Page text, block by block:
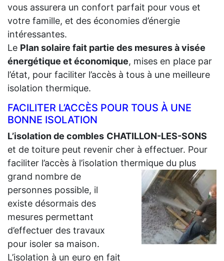
vous assurera un confort parfait pour vous et
votre famille, et des économies d’énergie
intéressantes.
Le Plan solaire fait partie des mesures à visée
énergétique et économique, mises en place par
l’état, pour faciliter l’accès à tous à une meilleure
isolation thermique.
FACILITER L’ACCÈS POUR TOUS À UNE
BONNE ISOLATION
L’isolation de combles CHATILLON-LES-SONS
et de toiture peut revenir cher à effectuer. Pour
faciliter l’accès à l’isolation thermique du plus
grand nombre de
personnes possible, il
existe désormais des
mesures permettant
d’effectuer des travaux
pour isoler sa maison.
L’isolation à un euro en fait